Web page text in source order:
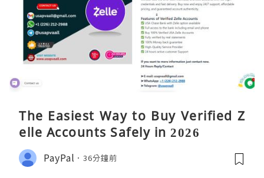
The Easiest Way to Buy Verified Z
elle Accounts Safely in 2026
PayPal 36分鐘前